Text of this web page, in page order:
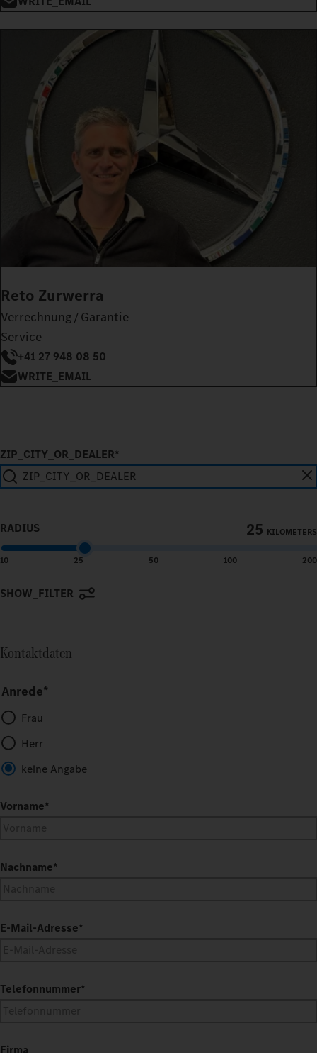
Reto Zurwerra
Verrechnung / Garantie
Service
+41 27 948 08 50
WRITE_EMAIL
ZIP_CITY_OR_DEALER*
RADIUS
25 KILOMETERS
10 25 50 100 200
SHOW_FILTER
Kontaktdaten
Anrede*
Frau
Herr
keine Angabe
Vorname*
Nachname*
E-Mail-Adresse*
Telefonnummer*
Firma